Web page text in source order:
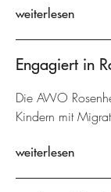
weiterlesen
Engagiert in
Die AWO
Kindern mit
weiterlesen